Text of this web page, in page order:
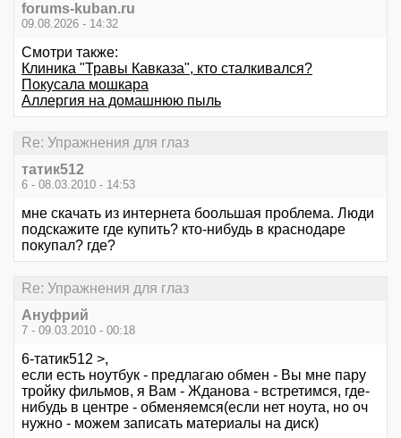
forums-kuban.ru
09.08.2026 - 14:32
Смотри также:
Клиника "Травы Кавказа", кто сталкивался?
Покусала мошкара
Аллергия на домашнюю пыль
Re: Упражнения для глаз
татик512
6 - 08.03.2010 - 14:53
мне скачать из интернета боольшая проблема. Люди
подскажите где купить? кто-нибудь в краснодаре
покупал? где?
Re: Упражнения для глаз
Ануфрий
7 - 09.03.2010 - 00:18
6-татик512 >,
если есть ноутбук - предлагаю обмен - Вы мне пару
тройку фильмов, я Вам - Жданова - встретимся, где-
нибудь в центре - обменяемся(если нет ноута, но оч
нужно - можем записать материалы на диск)